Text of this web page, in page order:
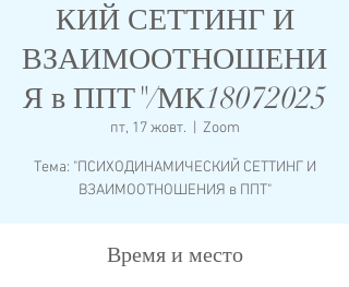
КИЙ СЕТТИНГ И
ВЗАИМООТНОШЕНИ
Я в ППТ"/МК18072025
пт, 17 жовт. Zoom
Тема: "ПСИХОДИНАМИЧЕСКИЙ СЕТТИНГ И
ВЗАИМООТНОШЕНИЯ в ППТ"
Время и место